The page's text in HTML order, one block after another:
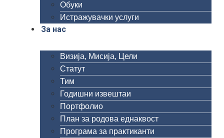
Обуки
Истражувачки услуги
За нас
Визија, Мисија, Цели
Статут
Тим
Годишни извештаи
Портфолио
План за родова еднаквост
Програма за практиканти